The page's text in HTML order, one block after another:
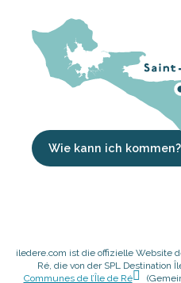
Wie kann ich kommen?
iledere.com ist die offizielle Website
Ré, die von der SPL Destination
Communes de l’Île de Ré